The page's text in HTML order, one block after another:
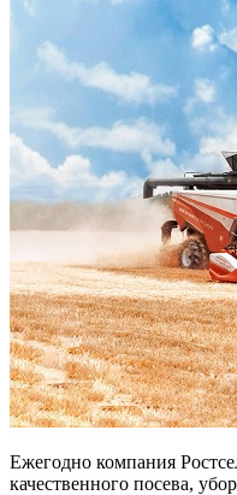
Ежегодно компания
качественного посева,